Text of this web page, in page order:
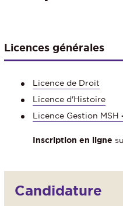
Licences générales
Licence de Droit
Licence d'Histoire
Licence Gestion MSH
Inscription en ligne
Candidature